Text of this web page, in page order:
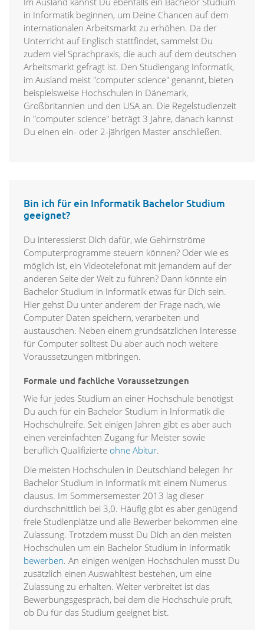
in Informatik beginnen, um Deine Chancen auf dem
internationalen Arbeitsmarkt zu erhöhen. Da der
Unterricht auf Englisch stattfindet, sammelst Du
zudem viel Sprachpraxis, die auch auf dem deutschen
Arbeitsmarkt gefragt ist. Den Studiengang Informatik,
im Ausland meist "computer science" genannt, bieten
beispielsweise Hochschulen in Dänemark,
Großbritannien und den USA an. Die Regelstudienzeit
in "computer science" beträgt 3 Jahre, danach kannst
Du einen ein- oder 2-jährigen Master anschließen.
Bin ich für ein Informatik Bachelor Studium
geeignet?
Du interessierst Dich dafür, wie Gehirnströme
Computerprogramme steuern können? Oder wie es
möglich ist, ein Videotelefonat mit jemandem auf der
anderen Seite der Welt zu führen? Dann könnte ein
Bachelor Studium in Informatik etwas für Dich sein.
Hier gehst Du unter anderem der Frage nach, wie
Computer Daten speichern, verarbeiten und
austauschen. Neben einem grundsätzlichen Interesse
für Computer solltest Du aber auch noch weitere
Voraussetzungen mitbringen.
Formale und fachliche Voraussetzungen
Wie für jedes Studium an einer Hochschule benötigst
Du auch für ein Bachelor Studium in Informatik die
Hochschulreife. Seit einigen Jahren gibt es aber auch
einen vereinfachten Zugang für Meister sowie
beruflich Qualifizierte ohne Abitur.
Die meisten Hochschulen in Deutschland belegen ihr
Bachelor Studium in Informatik mit einem Numerus
clausus. Im Sommersemester 2013 lag dieser
durchschnittlich bei 3,0. Häufig gibt es aber genügend
freie Studienplätze und alle Bewerber bekommen eine
Zulassung. Trotzdem musst Du Dich an den meisten
Hochschulen um ein Bachelor Studium in Informatik
bewerben. An einigen wenigen Hochschulen musst Du
zusätzlich einen Auswahltest bestehen, um eine
Zulassung zu erhalten. Weiter verbreitet ist das
Bewerbungsgespräch, bei dem die Hochschule prüft,
ob Du für das Studium geeignet bist.